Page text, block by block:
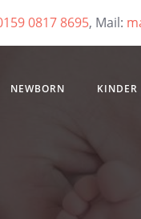
0817 8695, Mail:
NEWBORN KINDER